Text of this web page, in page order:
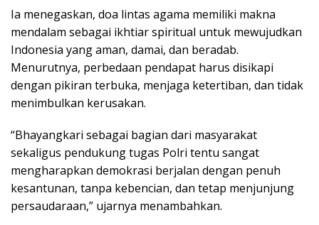
Ia menegaskan, doa lintas agama memiliki makna
mendalam sebagai ikhtiar spiritual untuk mewujudkan
Indonesia yang aman, damai, dan beradab.
Menurutnya, perbedaan pendapat harus disikapi
dengan pikiran terbuka, menjaga ketertiban, dan tidak
menimbulkan kerusakan.
“Bhayangkari sebagai bagian dari masyarakat
sekaligus pendukung tugas Polri tentu sangat
mengharapkan demokrasi berjalan dengan penuh
kesantunan, tanpa kebencian, dan tetap menjunjung
persaudaraan,” ujarnya menambahkan.